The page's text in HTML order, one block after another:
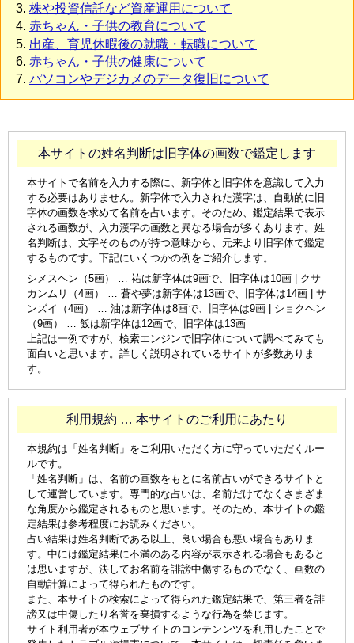
株や投資信託など資産運用について
赤ちゃん・子供の教育について
出産、育児休暇後の就職・転職について
赤ちゃん・子供の健康について
パソコンやデジカメのデータ復旧について
本サイトの姓名判断は旧字体の画数で鑑定します
本サイトで名前を入力する際に、新字体と旧字体を意識して入力
する必要はありません。新字体で入力された漢字は、自動的に旧
字体の画数を求めて名前を占います。そのため、鑑定結果で表示
される画数が、入力漢字の画数と異なる場合が多くあります。姓
名判断は、文字そのものが持つ意味から、元来より旧字体で鑑定
するものです。下記にいくつかの例をご紹介します。
シメスヘン（5画） … 祐は新字体は9画で、旧字体は10画 | クサ
カンムリ（4画） … 蒼や夢は新字体は13画で、旧字体は14画 | サ
ンズイ（4画） … 油は新字体は8画で、旧字体は9画 | ショクヘン
（9画） … 飯は新字体は12画で、旧字体は13画
上記は一例ですが、検索エンジンで旧字体について調べてみても
面白いと思います。詳しく説明されているサイトが多数ありま
す。
利用規約 … 本サイトのご利用にあたり
本規約は「姓名判断」をご利用いただく方に守っていただくルー
ルです。
「姓名判断」は、名前の画数をもとに名前占いができるサイトと
して運営しています。専門的な占いは、名前だけでなくさまざま
な角度から鑑定されるものと思います。そのため、本サイトの鑑
定結果は参考程度にお読みください。
占い結果は姓名判断である以上、良い場合も悪い場合もありま
す。中には鑑定結果に不満のある内容が表示される場合もあると
は思いますが、決してお名前を誹謗中傷するものでなく、画数の
自動計算によって得られたものです。
また、本サイトの検索によって得られた鑑定結果で、第三者を誹
謗又は中傷したり名誉を棄損するような行為を禁じます。
サイト利用者が本ウェブサイトのコンテンンツを利用したことで